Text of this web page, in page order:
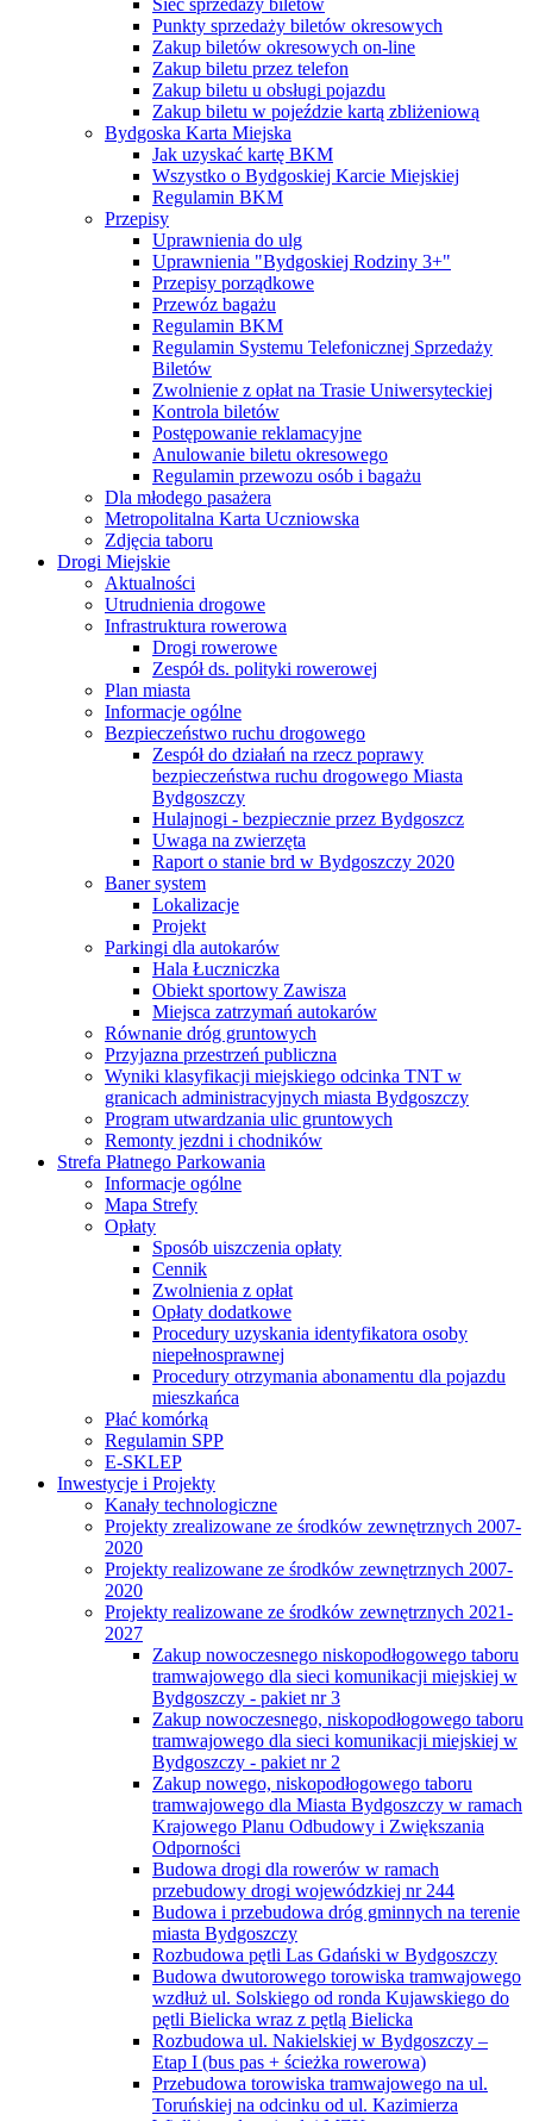
Punkty sprzedaży biletów okresowych
Zakup biletów okresowych on-line
Zakup biletu przez telefon
Zakup biletu u obsługi pojazdu
Zakup biletu w pojeździe kartą zbliżeniową
Bydgoska Karta Miejska
Jak uzyskać kartę BKM
Wszystko o Bydgoskiej Karcie Miejskiej
Regulamin BKM
Przepisy
Uprawnienia do ulg
Uprawnienia "Bydgoskiej Rodziny 3+"
Przepisy porządkowe
Przewóz bagażu
Regulamin BKM
Regulamin Systemu Telefonicznej Sprzedaży
Biletów
Zwolnienie z opłat na Trasie Uniwersyteckiej
Kontrola biletów
Postępowanie reklamacyjne
Anulowanie biletu okresowego
Regulamin przewozu osób i bagażu
Dla młodego pasażera
Metropolitalna Karta Uczniowska
Zdjęcia taboru
Drogi Miejskie
Aktualności
Utrudnienia drogowe
Infrastruktura rowerowa
Drogi rowerowe
Zespół ds. polityki rowerowej
Plan miasta
Informacje ogólne
Bezpieczeństwo ruchu drogowego
Zespół do działań na rzecz poprawy
bezpieczeństwa ruchu drogowego Miasta
Bydgoszczy
Hulajnogi - bezpiecznie przez Bydgoszcz
Uwaga na zwierzęta
Raport o stanie brd w Bydgoszczy 2020
Baner system
Lokalizacje
Projekt
Parkingi dla autokarów
Hala Łuczniczka
Obiekt sportowy Zawisza
Miejsca zatrzymań autokarów
Równanie dróg gruntowych
Przyjazna przestrzeń publiczna
Wyniki klasyfikacji miejskiego odcinka TNT w
granicach administracyjnych miasta Bydgoszczy
Program utwardzania ulic gruntowych
Remonty jezdni i chodników
Strefa Płatnego Parkowania
Informacje ogólne
Mapa Strefy
Opłaty
Sposób uiszczenia opłaty
Cennik
Zwolnienia z opłat
Opłaty dodatkowe
Procedury uzyskania identyfikatora osoby
niepełnosprawnej
Procedury otrzymania abonamentu dla pojazdu
mieszkańca
Płać komórką
Regulamin SPP
E-SKLEP
Inwestycje i Projekty
Kanały technologiczne
Projekty zrealizowane ze środków zewnętrznych 2007-
2020
Projekty realizowane ze środków zewnętrznych 2007-
2020
Projekty realizowane ze środków zewnętrznych 2021-
2027
Zakup nowoczesnego niskopodłogowego taboru
tramwajowego dla sieci komunikacji miejskiej w
Bydgoszczy - pakiet nr 3
Zakup nowoczesnego, niskopodłogowego taboru
tramwajowego dla sieci komunikacji miejskiej w
Bydgoszczy - pakiet nr 2
Zakup nowego, niskopodłogowego taboru
tramwajowego dla Miasta Bydgoszczy w ramach
Krajowego Planu Odbudowy i Zwiększania
Odporności
Budowa drogi dla rowerów w ramach
przebudowy drogi wojewódzkiej nr 244
Budowa i przebudowa dróg gminnych na terenie
miasta Bydgoszczy
Rozbudowa pętli Las Gdański w Bydgoszczy
Budowa dwutorowego torowiska tramwajowego
wzdłuż ul. Solskiego od ronda Kujawskiego do
pętli Bielicka wraz z pętlą Bielicka
Rozbudowa ul. Nakielskiej w Bydgoszczy –
Etap I (bus pas + ścieżka rowerowa)
Przebudowa torowiska tramwajowego na ul.
Toruńskiej na odcinku od ul. Kazimierza